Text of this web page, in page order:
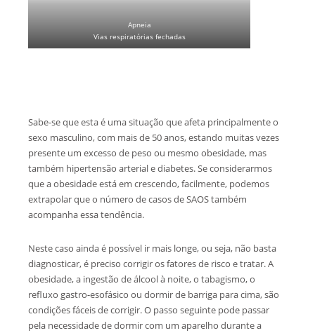
Apneia
Vias respiratórias fechadas
Sabe-se que esta é uma situação que afeta principalmente o
sexo masculino, com mais de 50 anos, estando muitas vezes
presente um excesso de peso ou mesmo obesidade, mas
também hipertensão arterial e diabetes. Se considerarmos
que a obesidade está em crescendo, facilmente, podemos
extrapolar que o número de casos de SAOS também
acompanha essa tendência.
Neste caso ainda é possível ir mais longe, ou seja, não basta
diagnosticar, é preciso corrigir os fatores de risco e tratar. A
obesidade, a ingestão de álcool à noite, o tabagismo, o
refluxo gastro-esofásico ou dormir de barriga para cima, são
condições fáceis de corrigir. O passo seguinte pode passar
pela necessidade de dormir com um aparelho durante a